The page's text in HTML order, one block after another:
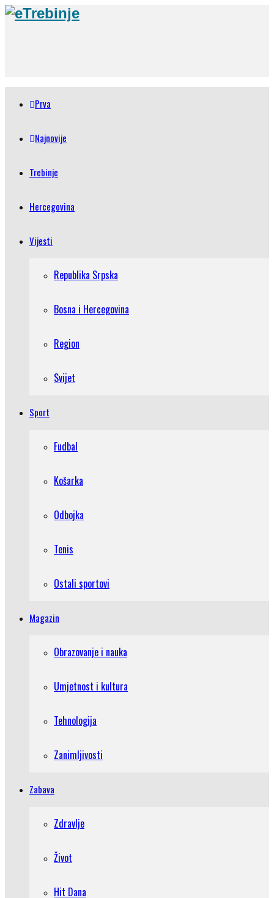
Prva
Najnovije
Trebinje
Hercegovina
Vijesti
Republika Srpska
Bosna i Hercegovina
Region
Svijet
Sport
Fudbal
Košarka
Odbojka
Tenis
Ostali sportovi
Magazin
Obrazovanje i nauka
Umjetnost i kultura
Tehnologija
Zanimljivosti
Zabava
Zdravlje
Život
Hit Dana